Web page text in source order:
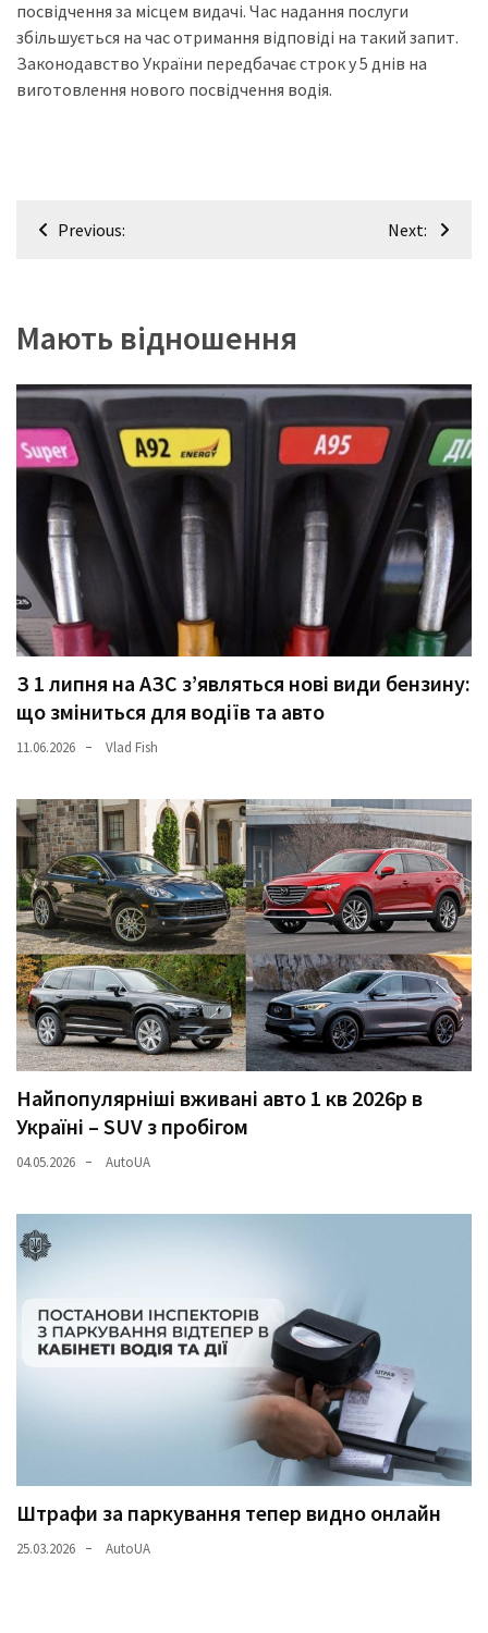
посвідчення за місцем видачі. Час надання послуги
збільшується на час отримання відповіді на такий запит.
Законодавство України передбачає строк у 5 днів на
виготовлення нового посвідчення водія.
Навігація
Previous: Next:
Мають відношення
З 1 липня на АЗС з’являться нові види бензину:
що зміниться для водіїв та авто
11.06.2026 Vlad Fish
Найпопулярніші вживані авто 1 кв 2026р в
Україні – SUV з пробігом
04.05.2026 AutoUA
Штрафи за паркування тепер видно онлайн
25.03.2026 AutoUA